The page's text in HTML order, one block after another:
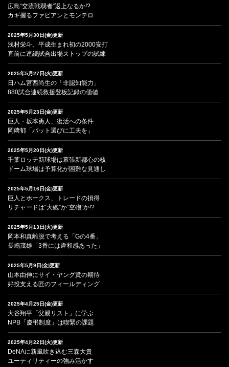
広島“交流戦弱者”返上なるか!?
カギ握るファビアンとモンテロ
2025年5月30日(金)更新
浅村栄斗、平成生まれ初の2000安打
直前に連続試合出場ストップの試練
2025年5月27日(火)更新
日ハム宮西尚生の「非認知能力」
880試合連続救援登板記録の価値
2025年5月23日(金)更新
巨人・坂本勇人、復活への条件
岡﨑郁「バット選びに工夫を」
2025年5月20日(火)更新
千葉ロッテ新球場は幕張新都心の核
ドーム球場は予算化が困難な見通し
2025年5月16日(金)更新
巨人とホークス、トレードの損得
リチャードは“大砲”か“空砲”か!?
2025年5月13日(火)更新
岡本和真離脱で考える「Gの4番」
長嶋茂雄「3番には違和感あった」
2025年5月9日(金)更新
山本由伸にサイ・ヤング賞の期待
好投支える匠のフィールディング
2025年4月25日(金)更新
大谷翔平「父親リスト」に学ぶ
NPB「慶弔制度」は喫緊の課題
2025年4月22日(火)更新
DeNAに新風吹き込む三森大貴
ユーティリティーの強み活かす